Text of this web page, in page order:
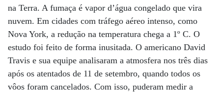
na Terra. A fumaça é vapor d’água congelado que vira
nuvem. Em cidades com tráfego aéreo intenso, como
Nova York, a redução na temperatura chega a 1º C. O
estudo foi feito de forma inusitada. O americano David
Travis e sua equipe analisaram a atmosfera nos três dias
após os atentados de 11 de setembro, quando todos os
vôos foram cancelados. Com isso, puderam medir a